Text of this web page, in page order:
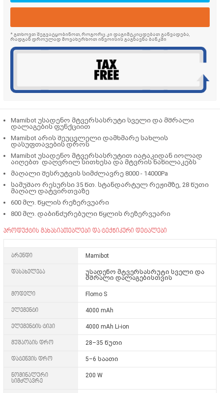
* გთხოვთ შეგვატყობინოთ, როგორც კი დაგიმტკიცდებათ განვადება,
რადგან დროულად მოვახერხოთ ინვოისის გაგზავნა ბანკში
Mamibot უსადენო მტვერსასრუტი სველი და მშრალი
დალაგების ფუნქციით
Mamibot არის შეუცვლელი დამხმარე სახლის
დასუფთავების დროს
Mamibot უსადენო მტვერსასრუტით იატაკიდან იოლად
აიღებთ დაღვრილ სითხესა და მტვრის ნაწილაკებს
მაღალი შესრუტვის სიმძლავრე 8000 - 14000Pa
სამუშაო რესურსი 35 წთ. სტანდარტულ რეჟიმზე, 28 წუთი
მაღალ დატვირთვაზე
600 მლ. წყლის რეზერვუარი
800 მლ. დაბინძურებული წყლის რეზერვუარი
პროდუქტის მახასიათებლები და ტექნიკური დეტალები
ბრენდი Mamibot
დასახელება
უსადენო მტვერსასრუტი სველი და
მშრალი დალაგებისთვის
მოდელი Flomo S
ელემენტი 4000 mAh
ელემენტის ტიპი 4000 mAh Li-ion
მუშაობის დრო 28–35 წუთი
დატენვის დრო 5–6 საათი
ნომინალური
სიმძლავრე
200 W